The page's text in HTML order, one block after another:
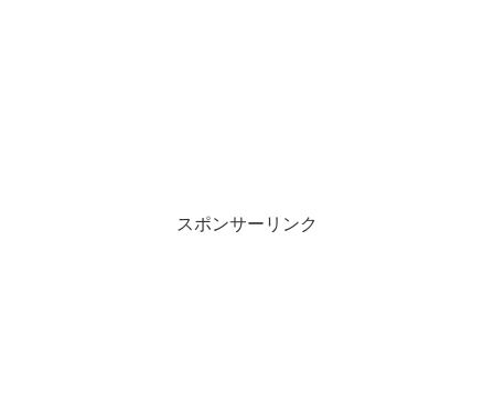
スポンサーリンク